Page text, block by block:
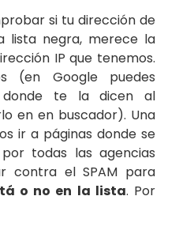
si tu dirección de
lista negra, merece la
IP que tenemos.
(en Google puedes
donde te la dicen al
en en buscador). Una
ir a páginas donde se
todas las agencias
contra el SPAM para
o no en la lista. Por